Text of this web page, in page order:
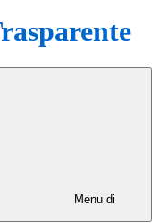
Menu di